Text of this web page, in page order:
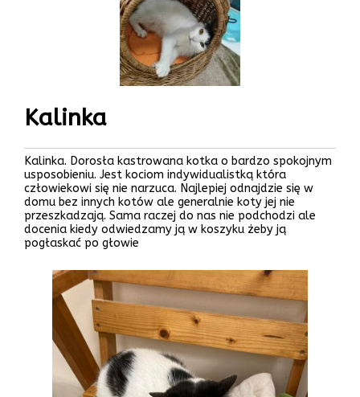
Kalinka
Kalinka. Dorosła kastrowana kotka o bardzo spokojnym
usposobieniu. Jest kociom indywidualistką która
człowiekowi się nie narzuca. Najlepiej odnajdzie się w
domu bez innych kotów ale generalnie koty jej nie
przeszkadzają. Sama raczej do nas nie podchodzi ale
docenia kiedy odwiedzamy ją w koszyku żeby ją
pogłaskać po głowie